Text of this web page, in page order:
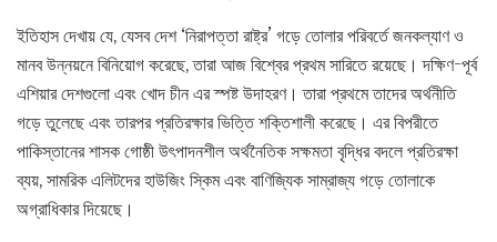
ইতিহাস দেখায় যে, যেসব দেশ ‘নিরাপত্তা রাষ্ট্র’ গড়ে তোলার পরিবর্তে জনকল্যাণ ও
মানব উন্নয়নে বিনিয়োগ করেছে, তারা আজ বিশ্বের প্রথম সারিতে রয়েছে। দক্ষিণ-পূর্ব
এশিয়ার দেশগুলো এবং খোদ চীন এর স্পষ্ট উদাহরণ। তারা প্রথমে তাদের অর্থনীতি
গড়ে তুলেছে এবং তারপর প্রতিরক্ষার ভিত্তি শক্তিশালী করেছে। এর বিপরীতে
পাকিস্তানের শাসক গোষ্ঠী উৎপাদনশীল অর্থনৈতিক সক্ষমতা বৃদ্ধির বদলে প্রতিরক্ষা
ব্যয়, সামরিক এলিটদের হাউজিং স্কিম এবং বাণিজ্যিক সাম্রাজ্য গড়ে তোলাকে
অগ্রাধিকার দিয়েছে।